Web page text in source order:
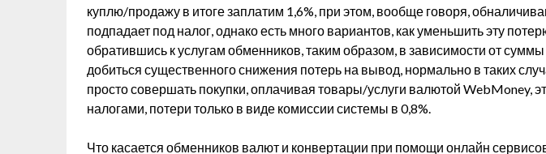
куплю/продажу в итоге заплатим 1,6%, при этом, вообще говоря,
подпадает под налог, однако есть много вариантов, как уменьшить эту
обратившись к услугам обменников, таким образом, в зависимости от
добиться существенного снижения потерь на вывод, нормально в таких
просто совершать покупки, оплачивая товары/услуги валютой WebMoney,
налогами, потери только в виде комиссии системы в 0,8%.
Что касается обменников валют и конвертации при помощи онлайн